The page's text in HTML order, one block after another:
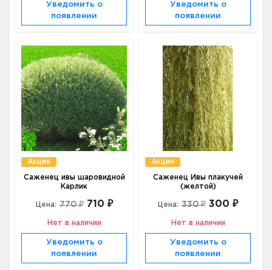
Уведомить о
появлении
Уведомить о
появлении
Акция
Саженец ивы шаровидной
Карлик
Цена: 770 ₽ 710 ₽
Нет в наличии
Уведомить о
появлении
Акция
Саженец Ивы плакучей
(желтой)
Цена: 330 ₽ 300 ₽
Нет в наличии
Уведомить о
появлении